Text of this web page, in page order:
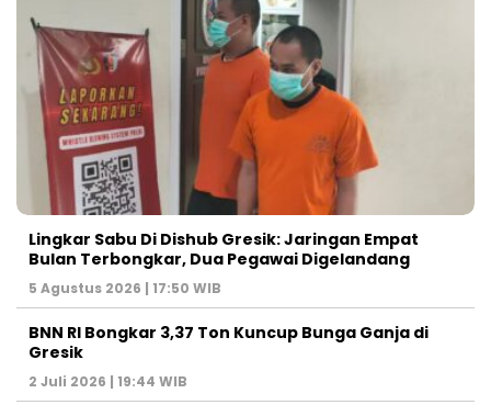
Lingkar Sabu Di Dishub Gresik: Jaringan Empat
Bulan Terbongkar, Dua Pegawai Digelandang
5 Agustus 2026 | 17:50 WIB
BNN RI Bongkar 3,37 Ton Kuncup Bunga Ganja di
Gresik
2 Juli 2026 | 19:44 WIB